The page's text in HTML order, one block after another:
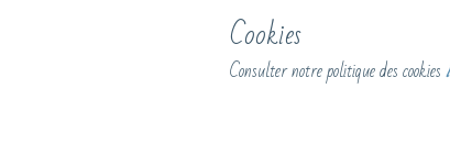
Cookies
Consulter notre politique des cookies